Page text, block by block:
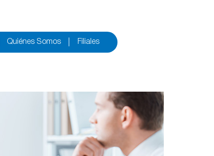
Quiénes Somos Filiales